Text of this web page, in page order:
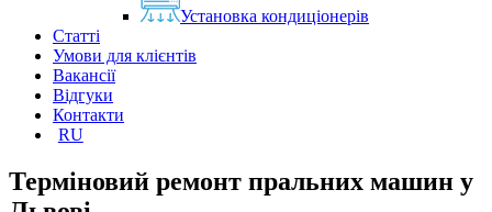
Установка кондиціонерів
Статті
Умови для клієнтів
Вакансії
Відгуки
Контакти
RU
Терміновий ремонт пральних машин у